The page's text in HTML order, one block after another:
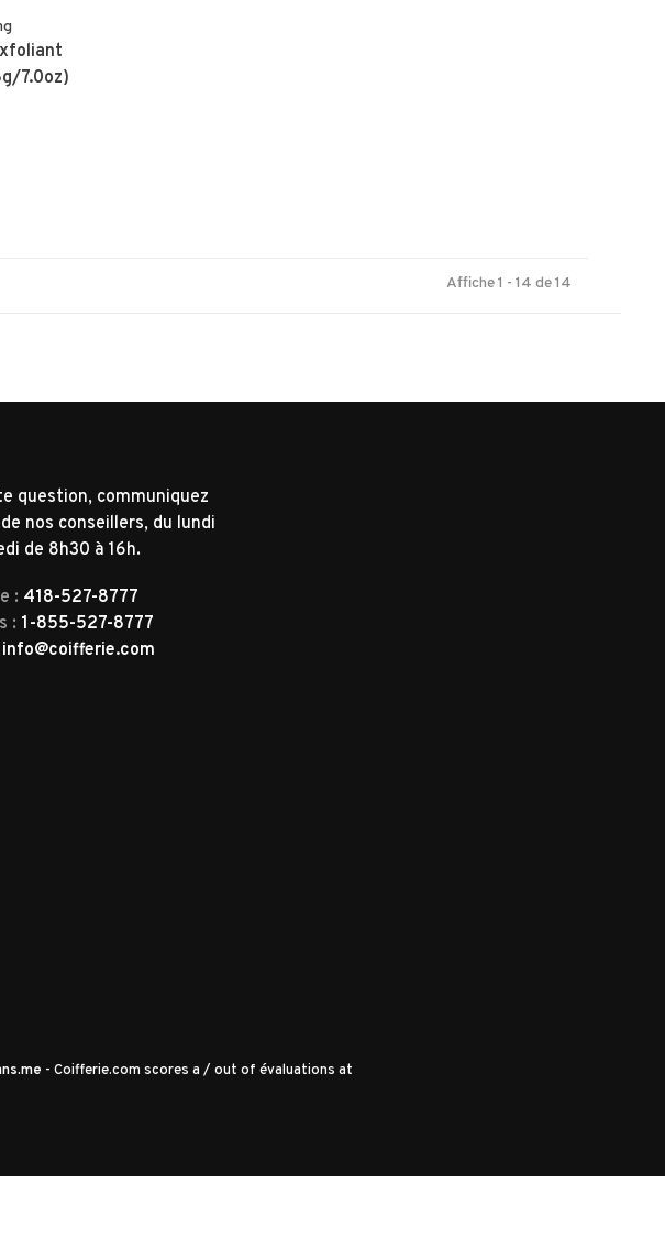
7.0oz)
Affiche 1 - 14 de 14
question, communiquez
nos conseillers, du lundi
de 8h30 à 16h.
: 418-527-8777
: 1-855-527-8777
info@coifferie.com
- Coifferie.com scores a / out of évaluations at